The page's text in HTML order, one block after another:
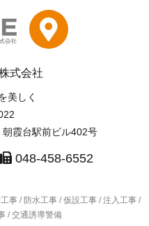
式会社
美しく
霞台駅前ビル402号
048-458-6552
事 / 防水工事 /仮設工事 / 注入工事 /
/ 交通誘導警備